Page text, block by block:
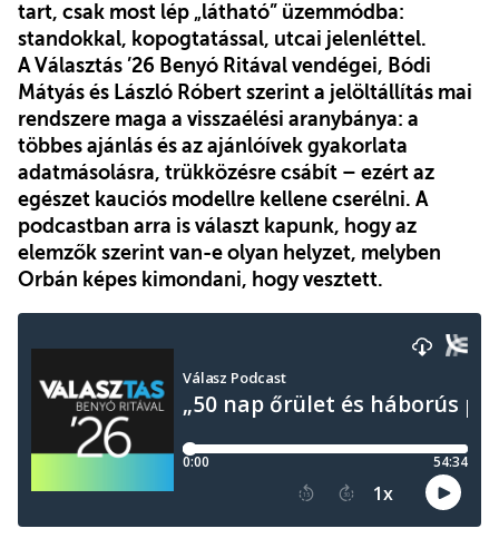
tart, csak most lép „látható” üzemmódba:
standokkal, kopogtatással, utcai jelenléttel.
A Választás ’26 Benyó Ritával vendégei, Bódi
Mátyás és László Róbert szerint a jelöltállítás mai
rendszere maga a visszaélési aranybánya: a
többes ajánlás és az ajánlóívek gyakorlata
adatmásolásra, trükközésre csábít – ezért az
egészet kauciós modellre kellene cserélni. A
podcastban arra is választ kapunk, hogy az
elemzők szerint van-e olyan helyzet, melyben
Orbán képes kimondani, hogy vesztett.